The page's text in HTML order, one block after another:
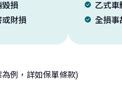
損
財損
乙式車
全損事
例，詳如保單條款)